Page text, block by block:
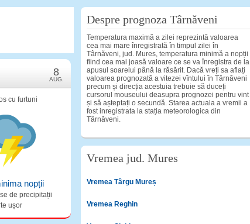
8
AUG.
cu furtuni
nopții
de precipitații
ușor
Despre prognoza Târnăveni
Temperatura maximă a zilei reprezintă valoarea
cea mai mare înregistrată în timpul zilei în
Târnăveni, jud. Mures, temperatura minimă a nopții
fiind cea mai joasă valoare ce se va înregistra de la
apusul soarelui până la răsărit. Dacă vreți sa aflați
valoarea prognozată a vitezei vîntului în Târnăveni
precum și direcția acestuia trebuie să duceți
cursorul mouseului deasupra prognozei pentru vint
și să așteptați o secundă. Starea actuala a vremii a
fost inregistrata la stația meteorologica din
Târnăveni.
Vremea jud. Mures
Vremea Târgu Mureș
Vremea Reghin